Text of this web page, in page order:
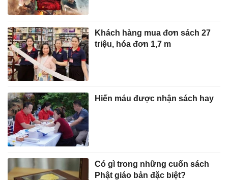
Khách hàng mua đơn sách 27
triệu, hóa đơn 1,7 m
Hiến máu được nhận sách hay
Có gì trong những cuốn sách
Phật giáo bản đặc biệt?